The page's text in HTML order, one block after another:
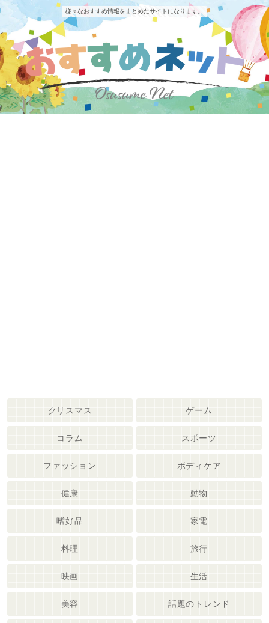
様々なおすすめ情報をまとめたサイトになります。
クリスマス ゲーム
コラム スポーツ
ファッション ボディケア
健康 動物
嗜好品 家電
料理 旅行
映画 生活
美容 話題のトレンド